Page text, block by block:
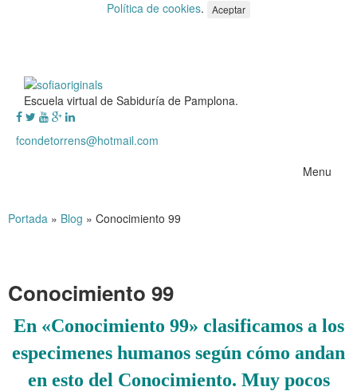
Política de cookies. Aceptar
Escuela virtual de Sabiduría de Pamplona.
fcondetorrens@hotmail.com
Menu
Portada » Blog » Conocimiento 99
Conocimiento 99
En «Conocimiento 99» clasificamos a los
especimenes humanos según cómo andan
en esto del Conocimiento. Muy pocos